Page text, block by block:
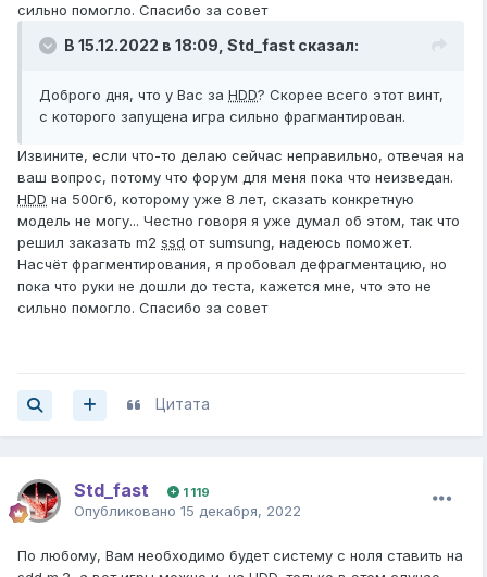
сильно помогло. Спасибо за совет
В 15.12.2022 в 18:09, Std_fast сказал:
Доброго дня, что у Вас за HDD? Скорее всего этот винт,
с которого запущена игра сильно фрагмантирован.
Извините, если что-то делаю сейчас неправильно, отвечая на
ваш вопрос, потому что форум для меня пока что неизведан.
HDD на 500гб, которому уже 8 лет, сказать конкретную
модель не могу... Честно говоря я уже думал об этом, так что
решил заказать m2 ssd от sumsung, надеюсь поможет.
Насчёт фрагментирования, я пробовал дефрагментацию, но
пока что руки не дошли до теста, кажется мне, что это не
сильно помогло. Спасибо за совет
Цитата
Std_fast 1 119
Опубликовано 15 декабря, 2022
По любому, Вам необходимо будет систему с ноля ставить на